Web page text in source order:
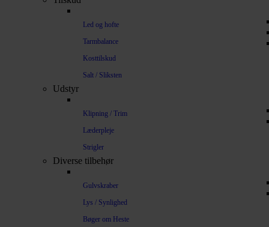
Led og hofte
Tarmbalance
Kosttilskud
Salt / Sliksten
Udstyr
Klipning / Trim
Læderpleje
Strigler
Diverse tilbehør
Gulvskraber
Lys / Synlighed
Bøger om Heste